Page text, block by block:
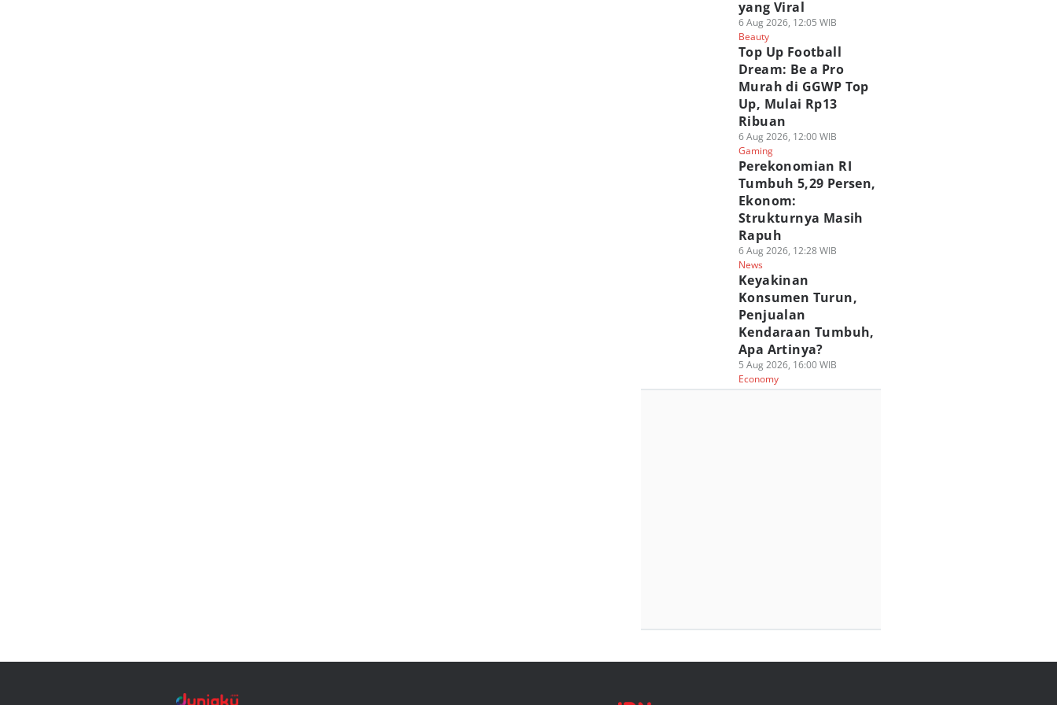
yang Viral
6 Aug 2026, 12:05 WIB
Beauty
Top Up Football
Dream: Be a Pro
Murah di GGWP Top
Up, Mulai Rp13
Ribuan
6 Aug 2026, 12:00 WIB
Gaming
Perekonomian RI
Tumbuh 5,29 Persen,
Ekonom:
Strukturnya Masih
Rapuh
6 Aug 2026, 12:28 WIB
News
Keyakinan
Konsumen Turun,
Penjualan
Kendaraan Tumbuh,
Apa Artinya?
5 Aug 2026, 16:00 WIB
Economy